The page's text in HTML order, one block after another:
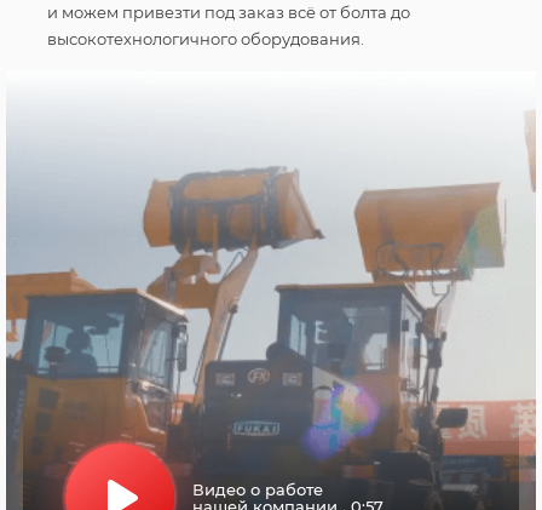
и можем привезти под заказ всё от болта до
высокотехнологичного оборудования.
Видео о работе